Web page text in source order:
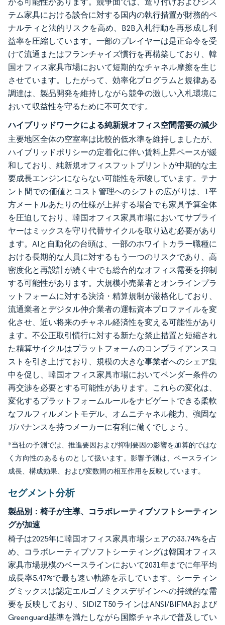
テム家具における談合に対する国内の執行措置が財務的ペ
ナルティと法的リスクを高め、B2B入札行動を再形成し利
益率を圧縮しています。一部のプレイヤーは是正命令を受
けて流通またはフランチャイズ慣行を再構築しており、韓
国オフィス家具市場において短期的なチャネル摩擦を生じ
させています。したがって、効率化プログラムと規律ある
調達は、製品開発を維持しながら競争の激しい入札環境に
おいて収益性を守るために不可欠です。
ハイブリッドワークによる純新規オフィス空間需要の減少
主要地区全体の空室率は比較的低水準を維持しましたが、
ハイブリッドポリシーの定着化に伴い賃料上昇ペースが緩
和しており、純新規オフィスフットプリントが中期的な主
要成長エンジンにならない可能性を示唆しています。テナ
ント間での価値とコスト管理へのシフトの広がりは、1平
方メートルあたりの仕様が上昇する場合でも家具予算全体
を圧迫しており、韓国オフィス家具市場においてサプライ
ヤーはミックスを守り代替サイクルを取り込む必要があり
ます。AIと自動化の台頭は、一部のホワイトカラー職種に
おける長期的な人員に対するもう一つのリスクであり、高
密度化と再設計が続く中でも総合的なオフィス需要を抑制
する可能性があります。大規模小売業者とオンラインプラ
ットフォームに対する決済・精算規制が厳格化しており、
流通業者とデジタル仲介業者の運転資本プロファイルを変
化させ、近い将来のチャネル経済性を変える可能性があり
ます。不公正取引慣行に対する新たな禁止措置と短縮され
た精算サイクルはプラットフォームのコンプライアンスコ
ストを引き上げており、規模の大きな事業者へのシェア集
中を促し、韓国オフィス家具市場においてベンダー条件の
再交渉を必要とする可能性があります。これらの変化は、
変化するプラットフォームルールをナビゲートできる柔軟
なフルフィルメントモデル、オムニチャネル能力、強固な
ガバナンスを持つメーカーに有利に働くでしょう。
*当社の予測では、推進要因および抑制要因の影響を加算的ではな
く方向性のあるものとして扱います。影響予測は、ベースライン
成長、構成効果、および変数間の相互作用を反映しています。
セグメント分析
製品別：椅子が主導、コラボレーティブソフトシーティン
グが加速
椅子は2025年に韓国オフィス家具市場シェアの33.74%を占
め、コラボレーティブソフトシーティングは韓国オフィス
家具市場規模のベースラインにおいて2031年までに年平均
成長率5.47%で最も速い軌跡を示しています。シーティン
グミックスは認定エルゴノミクスデザインへの持続的な需
要を反映しており、SIDIZ T50ラインはANSI/BIFMAおよび
Greenguard基準を満たしながら国際チャネルで普及してい